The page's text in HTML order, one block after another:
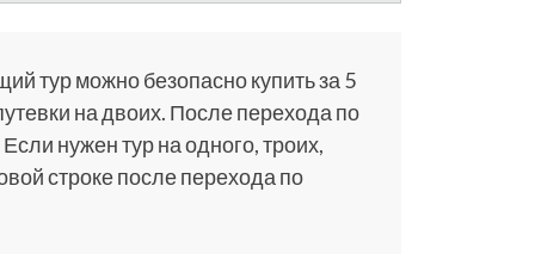
тур можно безопасно купить за 5
на двоих. После перехода по
нужен тур на одного, троих,
строке после перехода по